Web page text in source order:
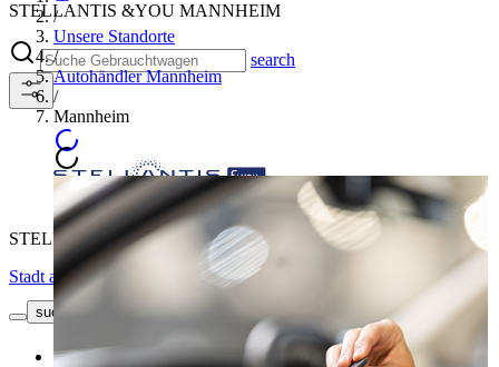
STELLANTIS &YOU MANNHEIM
search
STELLANTIS &YOU MANNHEIM
Stadt auswählen
suche button - icon Kontakt
Neuwagen
/
Unsere Standorte
/
Autohändler Mannheim
/
Mannheim